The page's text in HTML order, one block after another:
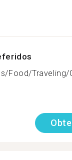
Food/Traveling/